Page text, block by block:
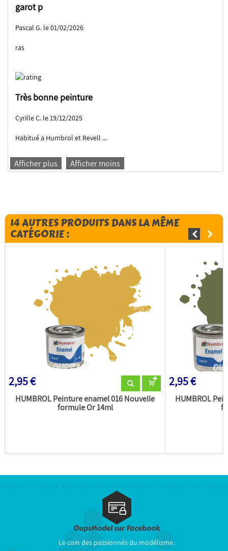
garot p
Pascal G. le 01/02/2026
ras
Très bonne peinture
Cyrille C. le 19/12/2025
Habitué a Humbrol et Revell ...
Afficher plus Afficher moins
14 AUTRES PRODUITS DANS LA MÊME
CATÉGORIE :
2,95 €
HUMBROL Peinture enamel 016 Nouvelle
formule Or 14ml
2,95 €
HUMBROL
OupsModel sur Facebook
Le coin des passionnés du modélisme.